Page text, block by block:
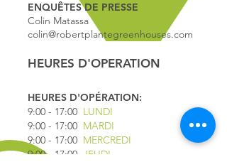
ENQUÊTES DE PRESSE
Colin Matassa
colin@robertplantegreenhouses.com
HEURES D'OPERATION
HEURES D'OPÉRATION:
9:00 - 17:00 LUNDI
9:00 - 17:00 MARDI
9:00 - 17:00 MERCREDI
9:00 - 17:00
JEUDI